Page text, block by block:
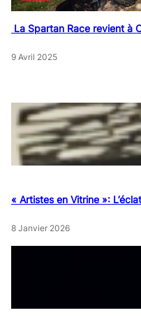
La Spartan Race revient à
9 Avril 2025
« Artistes en Vitrine »:
8 Janvier 2026